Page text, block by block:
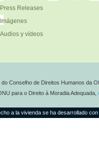
Press Releases
Imágenes
Audios y vídeos
Conselho de Direitos Humanos da
para o Direito à Moradia Adequada,
a la vivienda se ha desarrollado